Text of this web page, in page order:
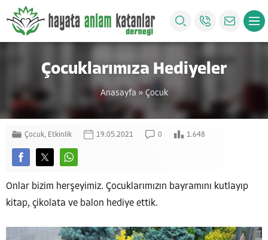
Çocuklarımıza Hediyeler
Anasayfa » Çocuk
Çocuk, Etkinlik 19.05.2021 0 1.648
Onlar bizim herşeyimiz. Çocuklarımızın bayramını kutlayıp
kitap, çikolata ve balon hediye ettik.